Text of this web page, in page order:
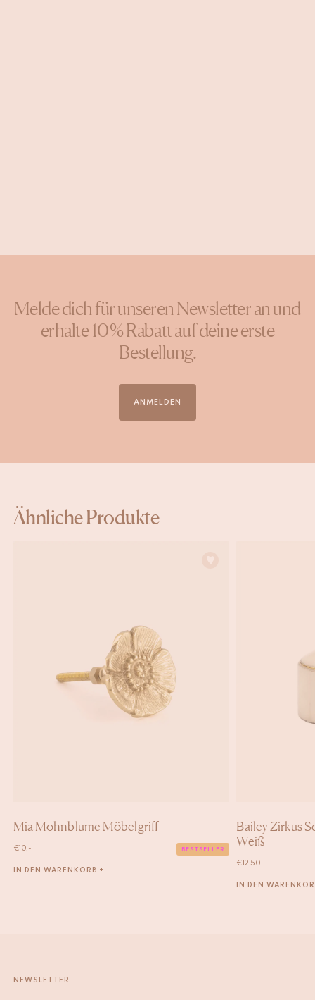
Melde dich für unseren Newsletter an und
erhalte 10 % Rabatt auf deine erste
Bestellung.
ANMELDEN
Ähnliche Produkte
Mia Mohnblume Möbelgriff
€ 10,- BESTSELLER
IN DEN WARENKORB +
Bailey Zirkus
Weiß
€ 12,50
IN DEN
NEWSLETTER